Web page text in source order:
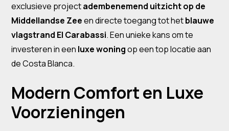
exclusieve projectadembenemend uitzicht op de
Middellandse Zeeen directe toegang tot hetblauwe
vlagstrand El Carabassi. Een unieke kans om te
investeren in een luxe woningop een top locatie aan
de Costa Blanca.
Modern Comfort en Luxe
Voorzieningen